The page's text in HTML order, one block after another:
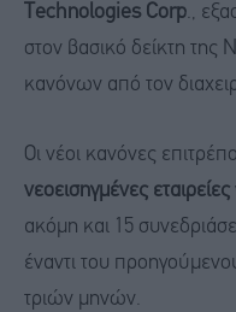
Technologies Corp.,
στον βασικό δείκτη της
κανόνων από τον
Οι νέοι κανόνες
νεοεισηγμένες εταιρείες
ακόμη και 15
έναντι του
τριών μηνών.